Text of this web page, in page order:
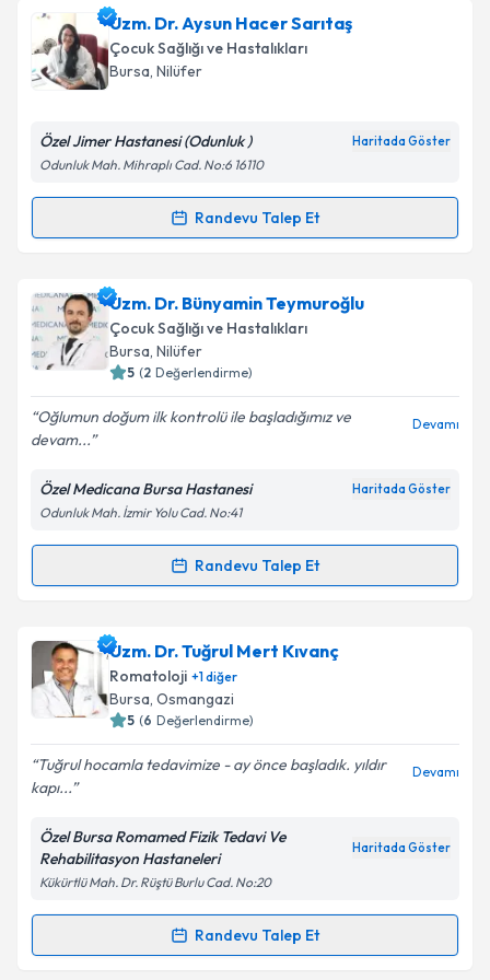
Takvim Talebini Gönder
Uzm. Dr. Reyhan Akpınariçin randevu takvimi talebi
oluşturun. Size bu uzmandan randevu almanız için bir
takvim hazırlandığında e-posta ile bilgilendireceğiz.
Kişisel verilerimin işlenmesine ilişkin
Metni'ni okudum ve kişisel verilerimin belirtilen
Takvim Talebini Gönder
Uzm. Dr. Aysun Hacer Sarıtaş
Çocuk Sağlığı ve Hastalıkları
Bursa, Nilüfer
Özel Jimer Hastanesi (Odunluk ) Haritada Göster
Odunluk Mah. Mihraplı Cad. No:6 16110
Randevu Talep Et
Randevu Takvimi Talebi
Uzm. Dr. Aysun Hacer Sarıtaşiçin randevu takvimi
talebi oluşturun. Size bu uzmandan randevu almanız
için bir takvim hazırlandığında e-posta ile
bilgilendireceğiz.
E-posta Adresiniz
Kişisel verilerimin işlenmesine ilişkin
Metni'ni okudum ve kişisel verilerimin belirtilen
kapsamda işlenmesini kabul ediyorum.
Uzm. Dr. Bünyamin Teymuroğlu
Çocuk Sağlığı ve Hastalıkları
Bursa, Nilüfer
5 (2 Değerlendirme)
Oğlumun doğum ilk kontrolü ile başladığımız ve
devam...
Devamı
Özel Medicana Bursa Hastanesi Haritada Göster
Odunluk Mah. İzmir Yolu Cad. No:41
Randevu Talep Et
Randevu Takvimi Talebi
Uzm. Dr. Bünyamin Teymuroğluiçin randevu
takvimi talebi oluşturun. Size bu uzmandan randevu
almanız için bir takvim hazırlandığında e-posta ile
bilgilendireceğiz.
E-posta Adresiniz
Kişisel verilerimin işlenmesine ilişkin
Metni'ni okudum ve kişisel verilerimin belirtilen
kapsamda işlenmesini kabul ediyorum.
Uzm. Dr. Tuğrul Mert Kıvanç
Romatoloji +1diğer
Bursa, Osmangazi
5 (6 Değerlendirme)
Tuğrul hocamla tedavimize - ay önce başladık. yıldır
kapı...
Devamı
Özel Bursa Romamed Fizik Tedavi Ve
Rehabilitasyon Hastaneleri
Haritada Göster
Kükürtlü Mah. Dr. Rüştü Burlu Cad. No:20
Randevu Talep Et
Randevu Takvimi Talebi